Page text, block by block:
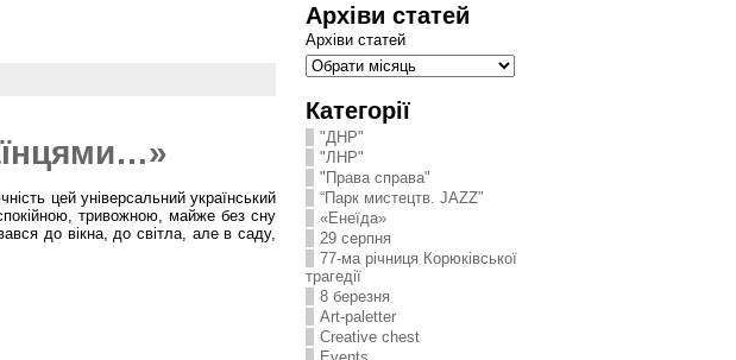
цей універсальний український
тривожною, майже без сну
до вікна, до світла, але в саду,
Архіви статей
Архіви статей
Категорії
"ДНР"
"ЛНР"
"Права справа"
“Парк мистецтв. JAZZ”
«Енеїда»
29 серпня
77-ма річниця Корюківської
трагедії
8 березня
Art-paletter
Creative chest